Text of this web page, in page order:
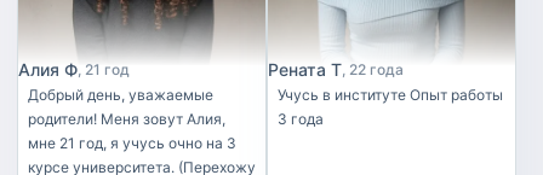
интересный и безопасный
досуг (активные и
развивающие игры, чтение
книг, рисование, лепка).
Сходить на прогулку на
каждого ребенка. Терпение и
тактичность: умею находить
подход к детям с разными
также вовремя прихожу на
работу и слежу за гигиеной
Алия Ф 21 год
Добрый день, уважаемые
родители! Меня зовут Алия,
мне 21 год, я учусь очно на 3
курсе университета. (Перехожу
Рената Т 22 года
Учусь в институте Опыт работы
3 года